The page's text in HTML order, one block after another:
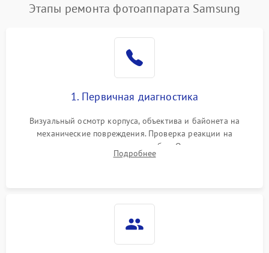
Этапы ремонта фотоаппарата Samsung
1. Первичная диагностика
Визуальный осмотр корпуса, объектива и байонета на
механические повреждения. Проверка реакции на
включение, считывание кодов ошибок. Оценка состояния
матрицы и затвора, проверка работы автофокуса и вспышки.
Подробнее